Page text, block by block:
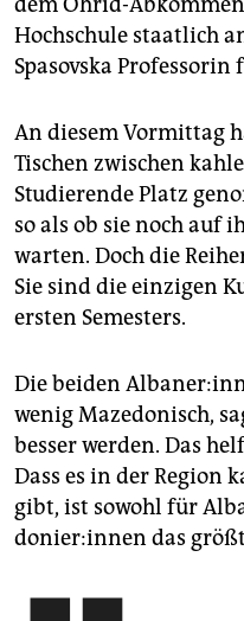
als 20 Prozent
müssen seitdem
Bevölkerungsverteilung
Die EU
Nachdem der Beginn
Nordmazedonien
eines Namensstreits
der Umbenennung des
donien zu
Hochschule staatlich
Spasovska Professorin
An diesem Vormittag
Tischen zwischen
Studierende Platz
so als ob sie noch auf
warten. Doch die
Sie sind die einzigen
ersten Semesters.
Die beiden
wenig Mazedonisch,
besser werden. Das
Dass es in der Region
gibt, ist sowohl für
do­nie­r:in­nen das